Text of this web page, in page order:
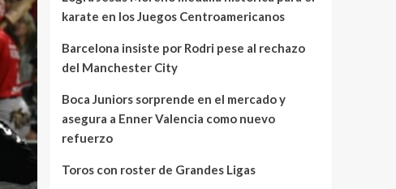
karate en los Juegos Centroamericanos
Barcelona insiste por Rodri pese al rechazo
del Manchester City
Boca Juniors sorprende en el mercado y
asegura a Enner Valencia como nuevo
refuerzo
Toros con roster de Grandes Ligas